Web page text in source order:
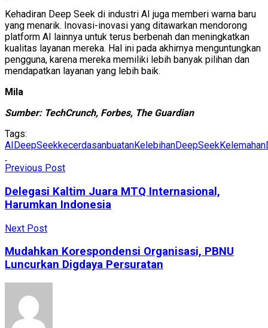
Kehadiran Deep Seek di industri AI juga memberi warna baru
yang menarik. Inovasi-inovasi yang ditawarkan mendorong
platform AI lainnya untuk terus berbenah dan meningkatkan
kualitas layanan mereka. Hal ini pada akhirnya menguntungkan
pengguna, karena mereka memiliki lebih banyak pilihan dan
mendapatkan layanan yang lebih baik.
Mila
Sumber: TechCrunch, Forbes, The Guardian
Tags:
AI DeepSeekkecerdasanbuatanKelebihanDeepSeek
Previous Post
Delegasi Kaltim Juara MTQ Internasional,
Harumkan Indonesia
Next Post
Mudahkan Korespondensi Organisasi, PBNU
Luncurkan Digdaya Persuratan